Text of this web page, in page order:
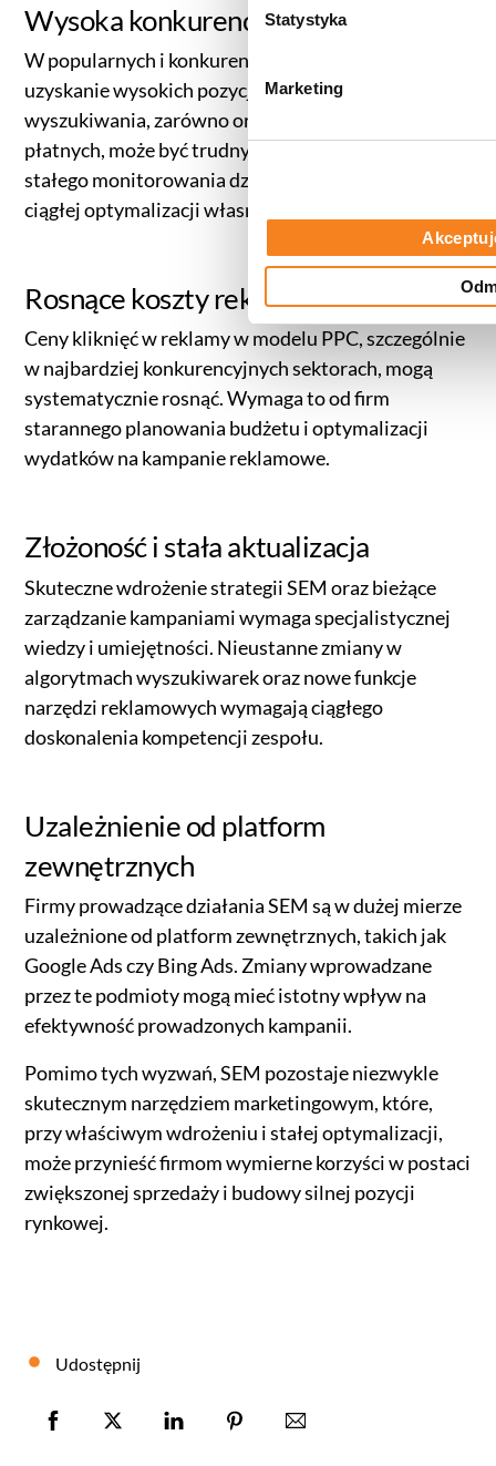
prywatności
g
d
y
Statystyka
Marketing
Wysoka konkurencja
W popularnych i konkurencyjnych branżach
uzyskanie wysokich pozycji w wynikach
wyszukiwania, zarówno organicznych, jak i
płatnych, może być trudnym zadaniem. Wymaga to
stałego monitorowania działań konkurencji oraz
ciągłej optymalizacji własnych kampanii.
Rosnące koszty reklam
Ceny kliknięć w reklamy w modelu PPC, szczególnie
w najbardziej konkurencyjnych sektorach, mogą
systematycznie rosnąć. Wymaga to od firm
starannego planowania budżetu i optymalizacji
wydatków na kampanie reklamowe.
Złożoność i stała aktualizacja
Skuteczne wdrożenie strategii SEM oraz bieżące
zarządzanie kampaniami wymaga specjalistycznej
wiedzy i umiejętności. Nieustanne zmiany w
algorytmach wyszukiwarek oraz nowe funkcje
narzędzi reklamowych wymagają ciągłego
doskonalenia kompetencji zespołu.
Uzależnienie od platform
zewnętrznych
Firmy prowadzące działania SEM są w dużej mierze
uzależnione od platform zewnętrznych, takich jak
Google Ads czy Bing Ads. Zmiany wprowadzane
przez te podmioty mogą mieć istotny wpływ na
efektywność prowadzonych kampanii.
Pomimo tych wyzwań, SEM pozostaje niezwykle
skutecznym narzędziem marketingowym, które,
przy właściwym wdrożeniu i stałej optymalizacji,
może przynieść firmom wymierne korzyści w postaci
zwiększonej sprzedaży i budowy silnej pozycji
rynkowej.
Udostępnij